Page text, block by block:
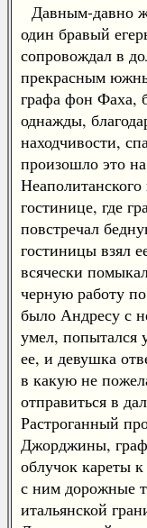
Давным-давно
один бравый
сопровождал в
прекрасным
графа фон Фаха,
однажды,
находчивости,
произошло это
гостинице, где
повстречал
гостиницы взял
всячески
черную работу
было Андресу с
умел, попытался
ее, и девушка
в какую не
отправиться в
Растроганный
Джорджины,
облучок кареты
с ним дорожные
итальянской